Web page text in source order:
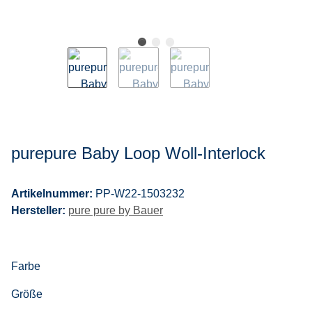
purepure Baby Loop Woll-Interlock
Artikelnummer: PP-W22-1503232
Hersteller: pure pure by Bauer
Farbe
Größe